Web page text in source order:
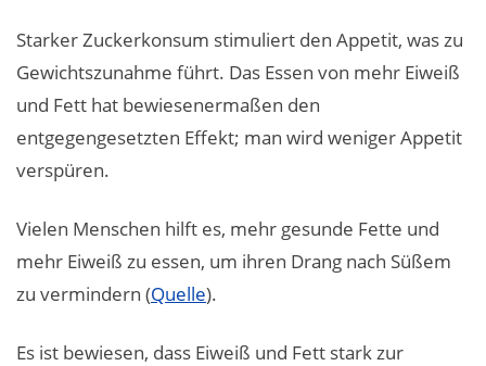
Starker Zuckerkonsum stimuliert den Appetit, was zu
Gewichtszunahme führt. Das Essen von mehr Eiweiß
und Fett hat bewiesenermaßen den
entgegengesetzten Effekt; man wird weniger Appetit
verspüren.
Vielen Menschen hilft es, mehr gesunde Fette und
mehr Eiweiß zu essen, um ihren Drang nach Süßem
zu vermindern (Quelle).
Es ist bewiesen, dass Eiweiß und Fett stark zur